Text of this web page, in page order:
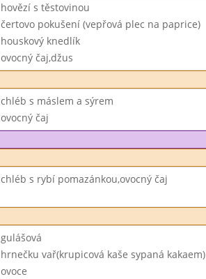
hovězí s těstovinou
čertovo pokušení (vepřová plec na paprice)
houskový knedlík
ovocný čaj,džus
chléb s máslem a sýrem
ovocný čaj
chléb s rybí pomazánkou,ovocný čaj
gulášová
hrnečku vař(krupicová kaše sypaná kakaem)
ovoce